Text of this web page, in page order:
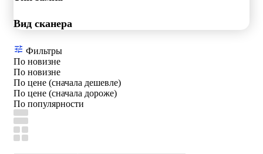
Вид сканера
Фильтры
По новизне
По новизне
По цене (сначала дешевле)
По цене (сначала дороже)
По популярности